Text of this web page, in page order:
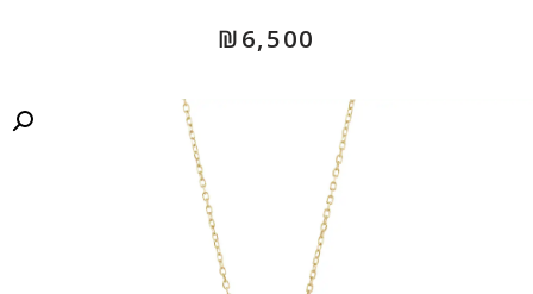
₪6,500